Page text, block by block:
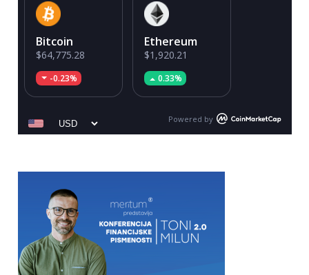
Bitcoin
$64,775.28
-0.23%
Ethereum
$1,920.21
0.33%
Powered by